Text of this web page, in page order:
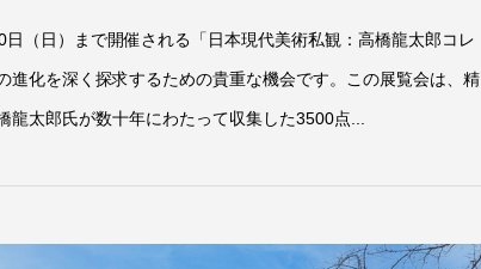
（日）まで開催される「日本現代美術私観：高橋龍太郎コレ
化を深く探求するための貴重な機会です。この展覧会は、精
龍太郎氏が数十年にわたって収集した3500点...